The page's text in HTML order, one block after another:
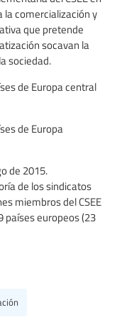
la comercialización y
que pretende
socavan la
sociedad.
de Europa central
de Europa
de 2015.
de los sindicatos
miembros del CSEE
países europeos (23